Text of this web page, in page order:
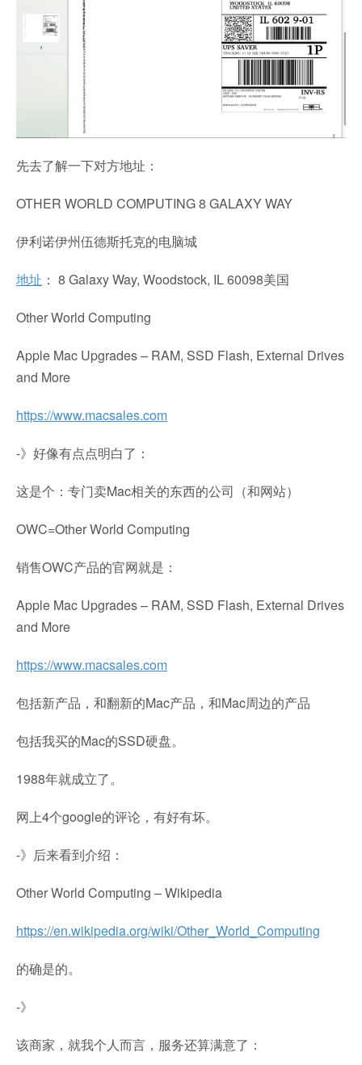
先去了解一下对方地址：
OTHER WORLD COMPUTING 8 GALAXY WAY
伊利诺伊州伍德斯托克的电脑城
地址 ： 8 Galaxy Way, Woodstock, IL 60098美国
Other World Computing
Apple Mac Upgrades – RAM, SSD Flash, External Drives
and More
https://www.macsales.com
-》好像有点点明白了：
这是个：专门卖Mac相关的东西的公司（和网站）
OWC=Other World Computing
销售OWC产品的官网就是：
Apple Mac Upgrades – RAM, SSD Flash, External Drives
and More
https://www.macsales.com
包括新产品，和翻新的Mac产品，和Mac周边的产品
包括我买的Mac的SSD硬盘。
1988年就成立了。
网上4个google的评论，有好有坏。
-》后来看到介绍：
Other World Computing – Wikipedia
https://en.wikipedia.org/wiki/Other_World_Computing
的确是的。
-》
该商家，就我个人而言，服务还算满意了：